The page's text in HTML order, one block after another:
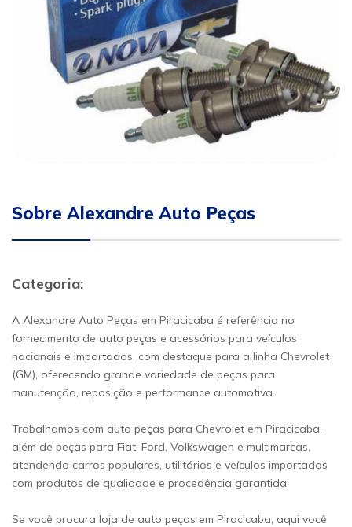
Sobre Alexandre Auto Peças
Categoria:
A Alexandre Auto Peças em Piracicaba é referência no
fornecimento de auto peças e acessórios para veículos
nacionais e importados, com destaque para a linha Chevrolet
(GM), oferecendo grande variedade de peças para
manutenção, reposição e performance automotiva.
Trabalhamos com auto peças para Chevrolet em Piracicaba,
além de peças para Fiat, Ford, Volkswagen e multimarcas,
atendendo carros populares, utilitários e veículos importados
com produtos de qualidade e procedência garantida.
Se você procura loja de auto peças em Piracicaba, aqui você